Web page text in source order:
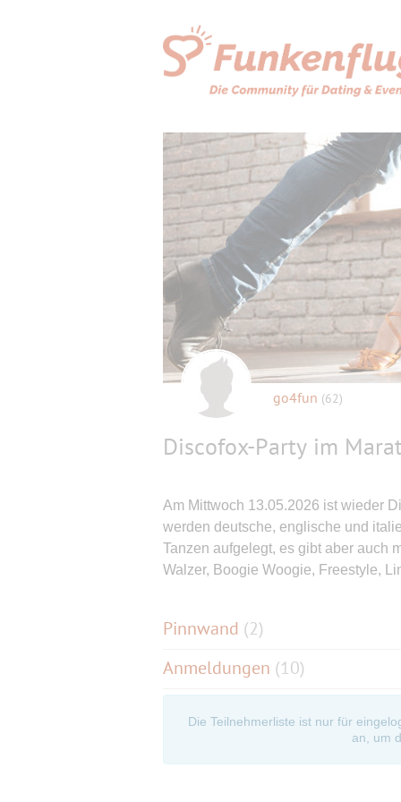
go4fun (62)
Discofox-Party im
Am Mittwoch 13.05.2026 ist wieder
werden deutsche, englische und
Tanzen aufgelegt, es gibt aber auch
Walzer, Boogie Woogie, Freestyle,
Pinnwand (2)
Anmeldungen (10)
Die Teilnehmerliste ist nur für
an, um